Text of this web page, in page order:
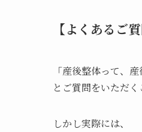
【よくあるご
「産後整体って、
とご質問をいただく
しかし実際には、